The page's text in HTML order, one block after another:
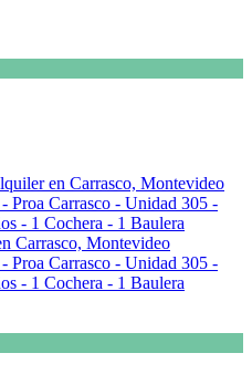
Carrasco, Montevideo
Proa Carrasco - Unidad 305 -
- 1 Cochera - 1 Baulera